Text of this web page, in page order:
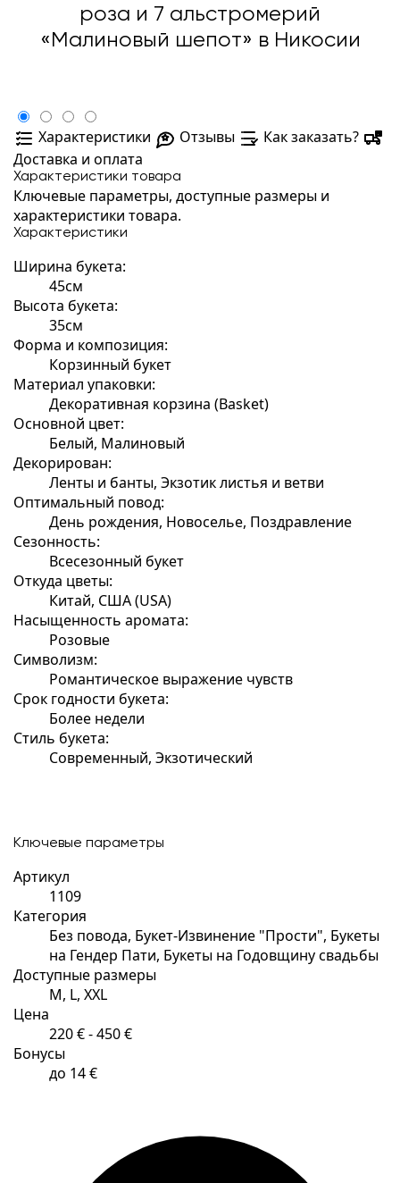
роза и 7 альстромерий
«Малиновый шепот» в Никосии
Характеристики Отзывы
Как заказать?
Доставка и оплата
Характеристики товара
Ключевые параметры, доступные размеры и
характеристики товара.
Характеристики
Ширина букета:
45см
Высота букета:
35см
Форма и композиция:
Корзинный букет
Материал упаковки:
Декоративная корзина (Basket)
Основной цвет:
Белый, Малиновый
Декорирован:
Ленты и банты, Экзотик листья и ветви
Оптимальный повод:
День рождения, Новоселье, Поздравление
Сезонность:
Всесезонный букет
Откуда цветы:
Китай, США (USA)
Насыщенность аромата:
Розовые
Символизм:
Романтическое выражение чувств
Срок годности букета:
Более недели
Стиль букета:
Современный, Экзотический
Ключевые параметры
Артикул
1109
Категория
Без повода, Букет-Извинение "Прости", Букеты
на Гендер Пати, Букеты на Годовщину свадьбы
Доступные размеры
M, L, XXL
Цена
220 € - 450 €
Бонусы
до 14 €